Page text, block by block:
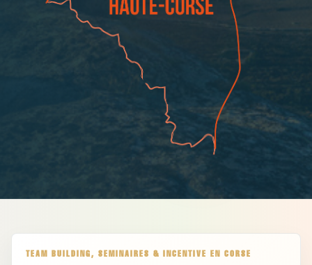
TEAM BUILDING, SEMINAIRES & INCENTIVE EN CORSE